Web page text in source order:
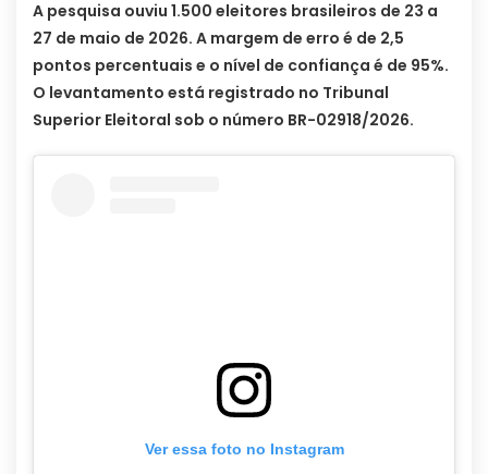
A pesquisa ouviu 1.500 eleitores brasileiros de 23 a
27 de maio de 2026. A margem de erro é de 2,5
pontos percentuais e o nível de confiança é de 95%.
O levantamento está registrado no Tribunal
Superior Eleitoral sob o número BR-02918/2026.
Ver essa foto no Instagram